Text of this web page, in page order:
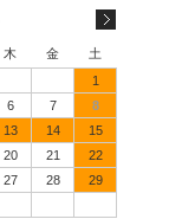
木 金
土
1
6 7
8
13 14
15
20 21
22
27 28
29